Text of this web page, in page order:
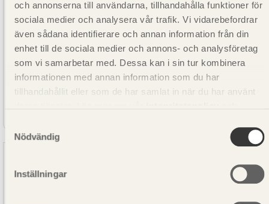
och annonserna till användarna, tillhandahålla funktioner för
sociala medier och analysera vår trafik. Vi vidarebefordrar
även sådana identifierare och annan information från din
enhet till de sociala medier och annons- och analysföretag
som vi samarbetar med. Dessa kan i sin tur kombinera
informationen med annan information som du har
tillhandahållit eller som de har samlat in när du har använt
Nödvändig
Inställningar